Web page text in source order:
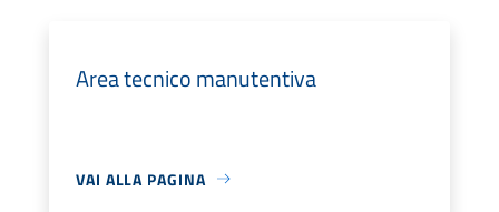
Area tecnico manutentiva
VAI ALLA PAGINA